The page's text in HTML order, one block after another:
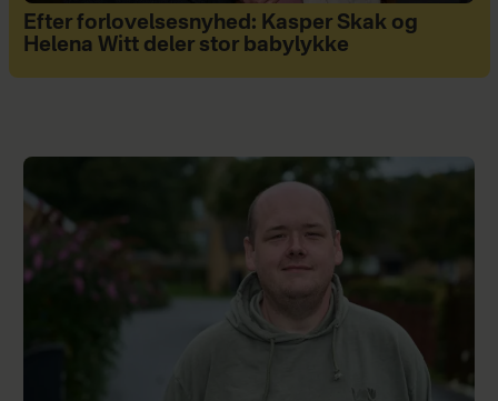
Efter forlovelsesnyhed: Kasper Skak og
Helena Witt deler stor babylykke